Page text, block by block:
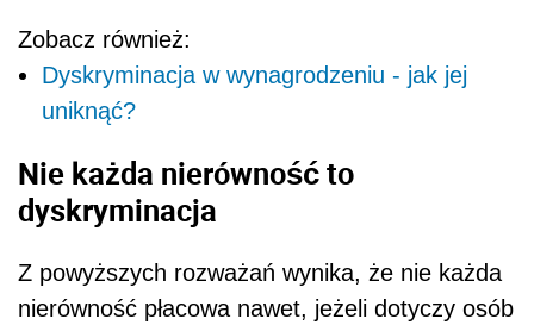
Zobacz również:
Dyskryminacja w wynagrodzeniu - jak jej
uniknąć?
Nie każda nierówność to
dyskryminacja
Z powyższych rozważań wynika, że nie każda
nierówność płacowa nawet, jeżeli dotyczy osób